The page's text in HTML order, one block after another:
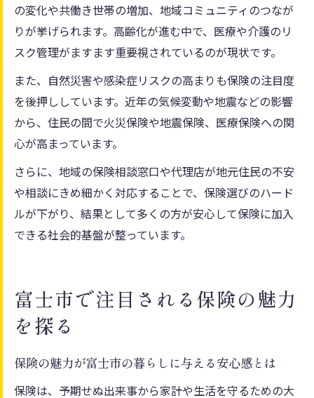
の変化や共働き世帯の増加、地域コミュニティのつなが
りが挙げられます。高齢化が進む中で、医療や介護のリ
スク管理がますます重要視されているのが現状です。
また、自然災害や感染症リスクの高まりも保険の注目度
を後押ししています。近年の気候変動や地震などの影響
から、住民の間で火災保険や地震保険、医療保険への関
心が高まっています。
さらに、地域の保険相談窓口や代理店が地元住民の不安
や相談にきめ細かく対応することで、保険選びのハード
ルが下がり、結果として多くの方が安心して保険に加入
できる社会的基盤が整っています。
富士市で注目される保険の魅力
を探る
保険の魅力が富士市の暮らしに与える安心感とは
保険は、予期せぬ出来事から家計や生活を守るための大